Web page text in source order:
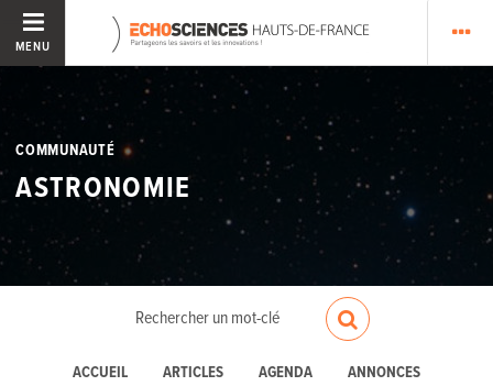
MENU
COMMUNAUTÉ
ASTRONOMIE
ACCUEIL ARTICLES AGENDA ANNONCES